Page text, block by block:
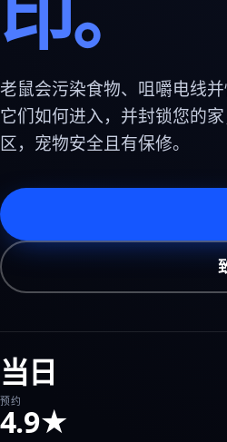
老鼠会污染食物、咀嚼电线
它们如何进入，并封锁您的
区，宠物安全且有保修。
当日
预约
4.9★